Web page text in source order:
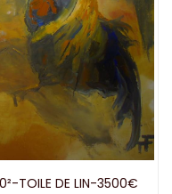
TOILE DE LIN-3500€